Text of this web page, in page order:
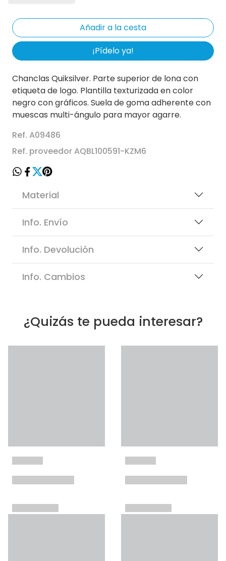
¡Pídelo ya!
Chanclas Quiksilver. Parte superior de lona con
etiqueta de logo. Plantilla texturizada en color
negro con gráficos. Suela de goma adherente con
muescas multi-ángulo para mayor agarre.
Ref. A09486
Ref. proveedor AQBL100591-KZM6
Material
Info. Envío
Info. Devolución
Info. Cambios
¿Quizás te pueda interesar?